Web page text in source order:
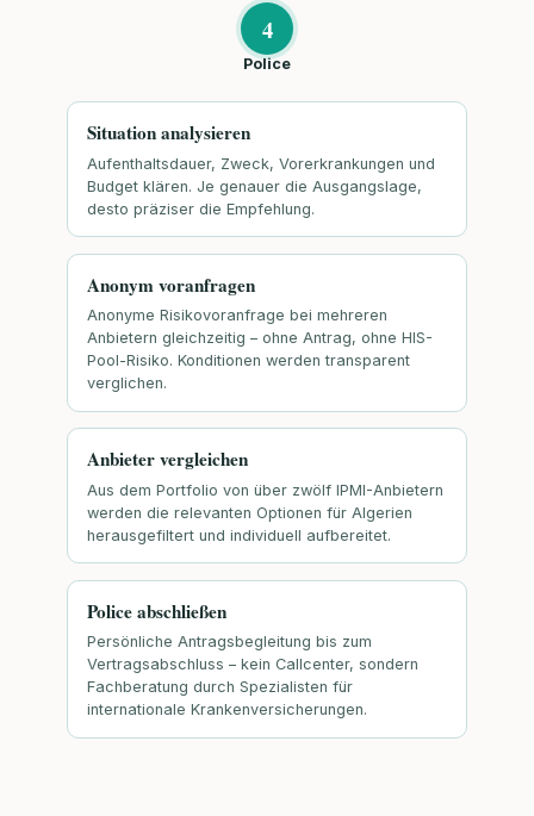
4
Police
Situation analysieren
Aufenthaltsdauer, Zweck, Vorerkrankungen und
Budget klären. Je genauer die Ausgangslage,
desto präziser die Empfehlung.
Anonym voranfragen
Anonyme Risikovoranfrage bei mehreren
Anbietern gleichzeitig – ohne Antrag, ohne HIS-
Pool-Risiko. Konditionen werden transparent
verglichen.
Anbieter vergleichen
Aus dem Portfolio von über zwölf IPMI-Anbietern
werden die relevanten Optionen für Algerien
herausgefiltert und individuell aufbereitet.
Police abschließen
Persönliche Antragsbegleitung bis zum
Vertragsabschluss – kein Callcenter, sondern
Fachberatung durch Spezialisten für
internationale Krankenversicherungen.